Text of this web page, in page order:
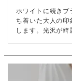
ホワイトに続きブ
ち着いた大人の印
します。光沢が綺